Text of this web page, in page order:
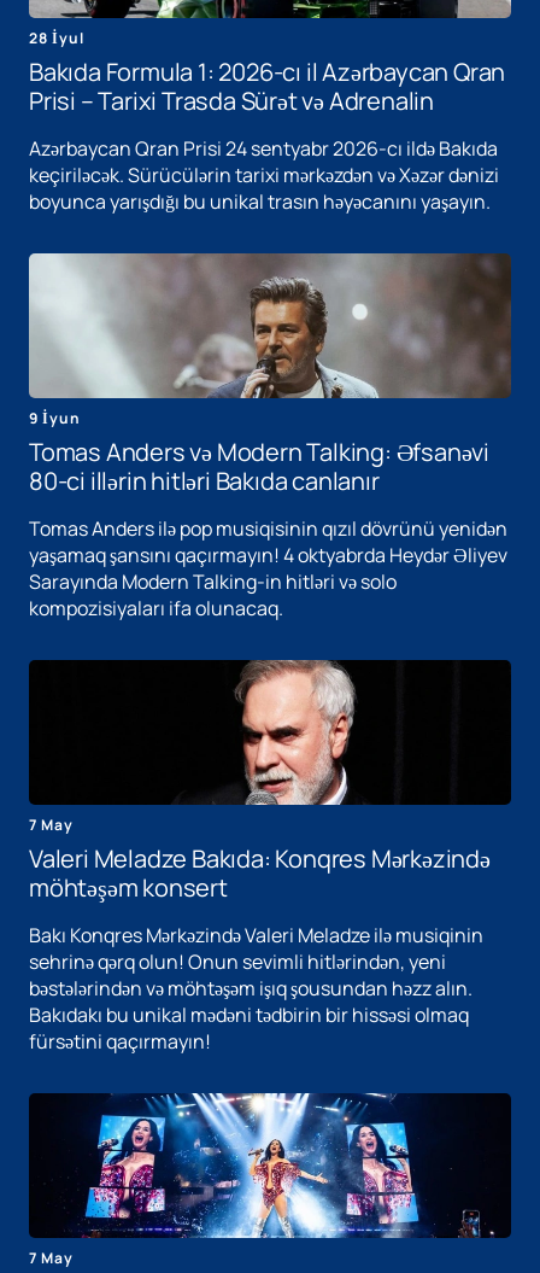
28 İyul
Bakıda Formula 1: 2026-cı il Azərbaycan Qran
Prisi – Tarixi Trasda Sürət və Adrenalin
Azərbaycan Qran Prisi 24 sentyabr 2026-cı ildə Bakıda
keçiriləcək. Sürücülərin tarixi mərkəzdən və Xəzər dənizi
boyunca yarışdığı bu unikal trasın həyəcanını yaşayın.
9 İyun
Tomas Anders və Modern Talking: Əfsanəvi
80-ci illərin hitləri Bakıda canlanır
Tomas Anders ilə pop musiqisinin qızıl dövrünü yenidən
yaşamaq şansını qaçırmayın! 4 oktyabrda Heydər Əliyev
Sarayında Modern Talking-in hitləri və solo
kompozisiyaları ifa olunacaq.
7 May
Valeri Meladze Bakıda: Konqres Mərkəzində
möhtəşəm konsert
Bakı Konqres Mərkəzində Valeri Meladze ilə musiqinin
sehrinə qərq olun! Onun sevimli hitlərindən, yeni
bəstələrindən və möhtəşəm işıq şousundan həzz alın.
Bakıdakı bu unikal mədəni tədbirin bir hissəsi olmaq
fürsətini qaçırmayın!
7 May